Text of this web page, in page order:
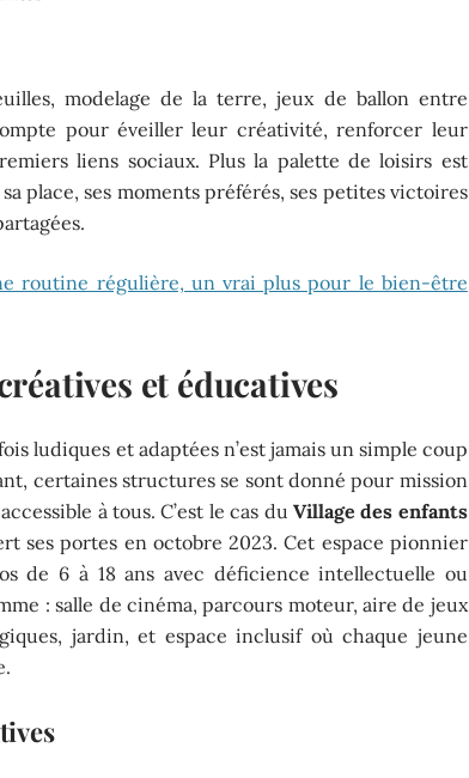
modelage de la terre, jeux de ballon entre
pour éveiller leur créativité, renforcer leur
liens sociaux. Plus la palette de loisirs est
place, ses moments préférés, ses petites victoires
routine régulière, un vrai plus pour le bien-être
et éducatives
ludiques et adaptées n’est jamais un simple coup
certaines structures se sont donné pour mission
à tous. C’est le cas duVillage des enfants
ses portes en octobre 2023. Cet espace pionnier
de 6 à 18 ans avec déficience intellectuelle ou
: salle de cinéma, parcours moteur, aire de jeux
jardin, et espace inclusif où chaque jeune